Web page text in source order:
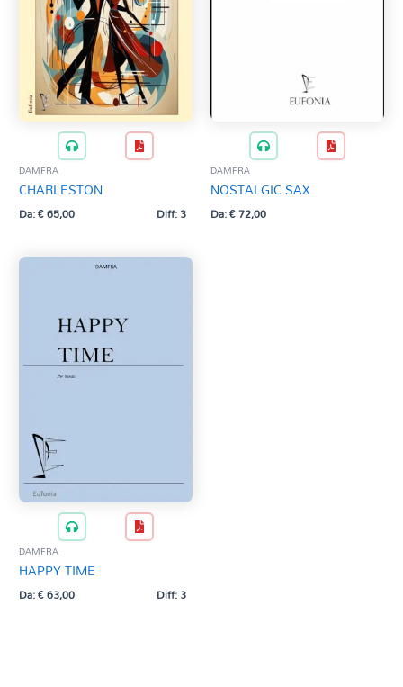
DAMFRA
CHARLESTON
Da:€65,00 Diff: 3
DAMFRA
NOSTALGIC SAX
Da:€72,00
DAMFRA
HAPPY TIME
Da:€63,00 Diff: 3